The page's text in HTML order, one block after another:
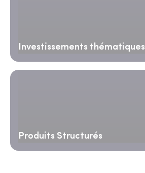
Investissements thématiques
Produits Structurés